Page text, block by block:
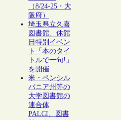
（8/24-25・大
阪府）
埼玉県立久喜
図書館、休館
日特別イベン
ト「本のタイ
トルで一句!」
を開催
米・ペンシル
バニア州等の
大学図書館の
連合体
PALCI、図書